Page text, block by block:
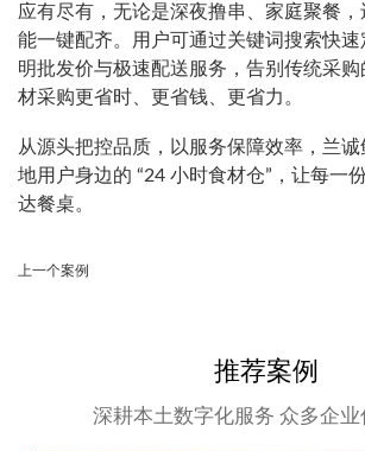
应有尽有，无论是深夜撸串、家庭聚餐
能一键配齐。用户可通过关键词搜索快
明批发价与极速配送服务，告别传统采
材采购更省时、更省钱、更省力。
从源头把控品质，以服务保障效率，兰
地用户身边的 “24 小时食材仓”，让每一
达餐桌。
上一个案例
推荐案例
深耕本土数字化服务 众多企业